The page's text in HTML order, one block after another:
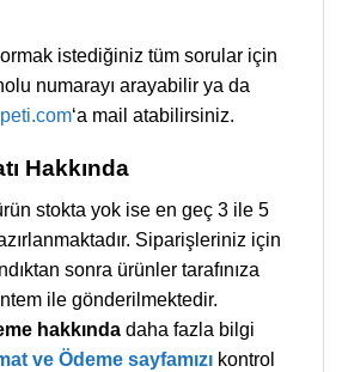
istediğiniz tüm sorular için
numarayı arayabilir ya da
‘a mail atabilirsiniz.
Hakkında
stokta yok ise en geç 3 ile 5
Siparişleriniz için
sonra ürünler tarafınıza
ile gönderilmektedir.
hakkında daha fazla bilgi
ve Ödeme sayfamızı kontrol